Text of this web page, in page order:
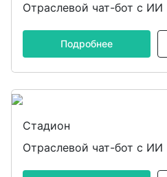
Отраслевой чат-бот с ИИ
Подробнее
Стадион
Отраслевой чат-бот с ИИ